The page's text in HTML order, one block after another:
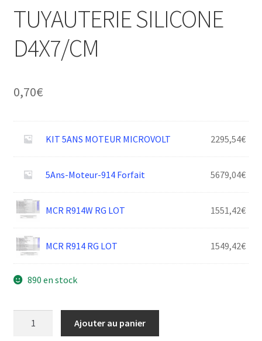
TUYAUTERIE SILICONE
D4X7/CM
0,70€
KIT 5ANS MOTEUR MICROVOLT 2295,54€
5Ans-Moteur-914 Forfait 5679,04€
MCR R914W RG LOT 1551,42€
MCR R914 RG LOT 1549,42€
890 en stock
Ajouter au panier